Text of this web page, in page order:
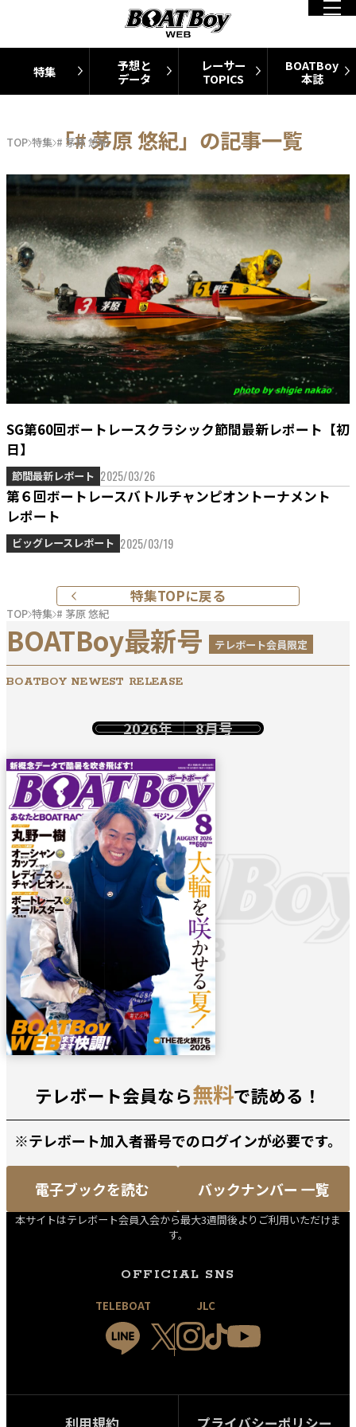
特集
予想と
データ
レーサー
TOPICS
BOATBoy
本誌
TOP 特集 # 茅原 悠紀
「# 茅原 悠紀」の記事一覧
SG第60回ボートレースクラシック節間最新レポート【初
日】
節間最新レポート 2025/03/26
第６回ボートレースバトルチャンピオントーナメント
レポート
ビッグレースレポート 2025/03/19
特集TOPに戻る
TOP 特集 # 茅原 悠紀
BOATBoy最新号 テレボート会員限定
BOATBOY NEWEST RELEASE
2026年 8月号
テレボート会員なら無料で読める！
※テレボート加入者番号でのログインが必要です。
電子ブックを読む バックナンバー 一覧
本サイトはテレボート会員入会から最大3週間後よりご利用いただけま
す。
OFFICIAL SNS
TELEBOAT JLC
利用規約 プライバシーポリシー